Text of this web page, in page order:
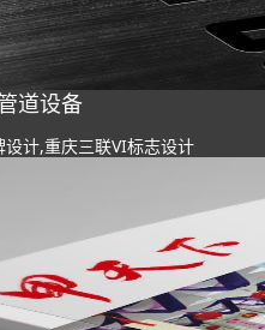
道设备
计,重庆三联VI标志设计